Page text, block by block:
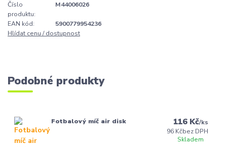
Číslo
produktu:
M44006026
EAN kód:
5900779954236
Hlídat cenu / dostupnost
Podobné produkty
Fotbalový míč air disk 116 Kč/ks
96 Kčbez DPH
Skladem